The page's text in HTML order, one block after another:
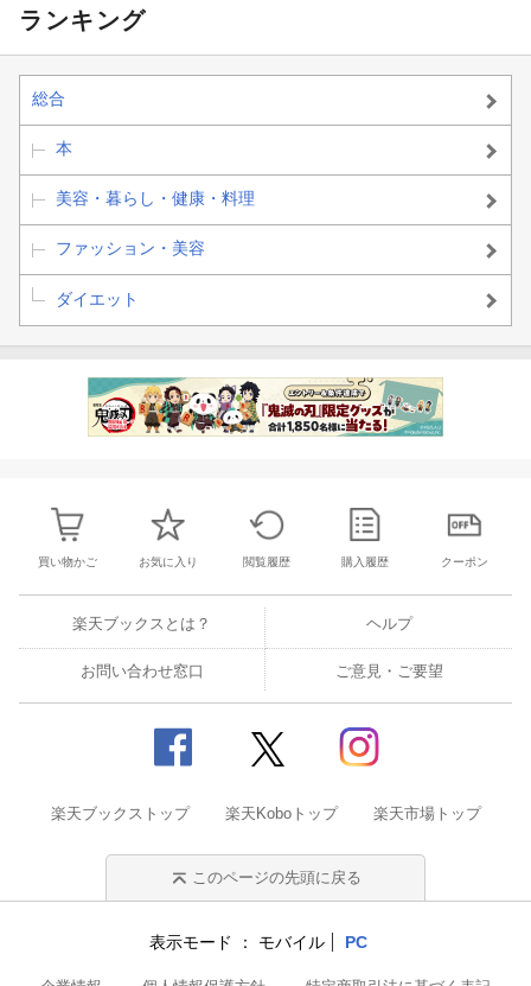
ランキング
総合
本
美容・暮らし・健康・料理
ファッション・美容
ダイエット
買い物かご お気に入り 閲覧履歴 購入履歴 クーポン
楽天ブックスとは？ ヘルプ
お問い合わせ窓口 ご意見・ご要望
楽天ブックストップ 楽天Koboトップ 楽天市場トップ
このページの先頭に戻る
表示モード モバイル PC